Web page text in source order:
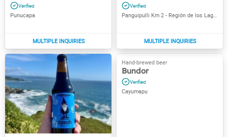
Punucapa Panguipulli Km 2 - Región de los Lagos
Bundor
Cayumapu